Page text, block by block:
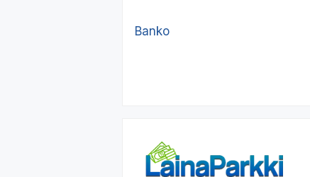
Banko